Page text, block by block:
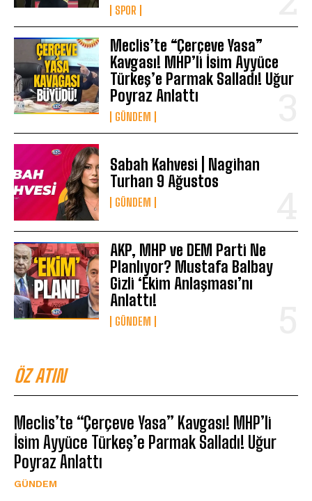
SPOR
Meclis’te “Çerçeve Yasa”
Kavgası! MHP’li İsim Ayyüce
Türkeş’e Parmak Salladı! Uğur
Poyraz Anlattı
GÜNDEM
Sabah Kahvesi | Nagihan
Turhan 9 Ağustos
GÜNDEM
AKP, MHP ve DEM Parti Ne
Planlıyor? Mustafa Balbay
Gizli ‘Ekim Anlaşması’nı
Anlattı!
GÜNDEM
ÖZ ATIN
Meclis’te “Çerçeve Yasa” Kavgası! MHP’li
İsim Ayyüce Türkeş’e Parmak Salladı! Uğur
Poyraz Anlattı
GÜNDEM